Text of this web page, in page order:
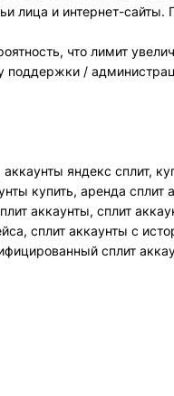
лица и интернет-
что лимит
поддержки /
яндекс сплит,
купить, аренда
аккаунты, сплит
сплит аккаунты с
сплит
Всего товара